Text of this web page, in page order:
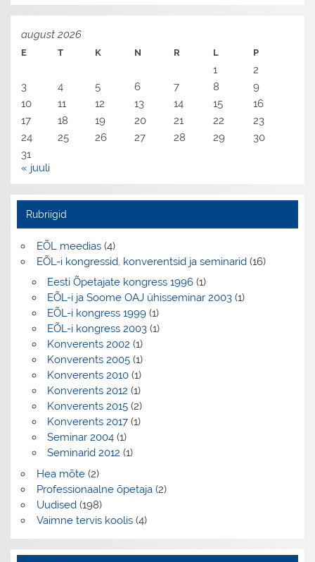
august 2026
E T K N R L P
1
2
3
4 5 6 7 8
9
10
11 12 13 14 15
16
17
18 19 20 21 22
23
24
25 26 27 28 29
30
31
« juuli
Rubriigid
EÕL meedias(4)
EÕL-i kongressid, konverentsid ja seminarid(16)
Eesti Õpetajate kongress 1996(1)
EÕL-i ja Soome OAJ ühisseminar 2003(1)
EÕL-i kongress 1999(1)
EÕL-i kongress 2003(1)
Konverents 2002 (1)
Konverents 2005(1)
Konverents 2010(1)
Konverents 2012 (1)
Konverents 2015(2)
Konverents 2017(1)
Seminar 2004(1)
Seminarid 2012 (1)
Hea mõte(2)
Professionaalne õpetaja(2)
Uudised(198)
Vaimne tervis koolis(4)